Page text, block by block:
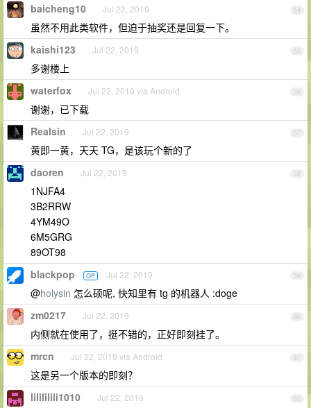
54
baicheng10 Jul 22, 2019
虽然不用此类软件，但迫于抽奖还是回复一下。
55
kaishi123 Jul 22, 2019
多谢楼上
56
waterfox Jul 22, 2019 via Android
谢谢，已下载
57
Realsin Jul 22, 2019
黄即一黄，天天 TG，是该玩个新的了
58
daoren Jul 22, 2019
1NJFA4
3B2RRW
4YM49O
6M5GRG
89OT98
59
blackpop OP Jul 22, 2019
@holysin 怎么硕呢, 快知里有 tg 的机器人 :doge
60
zm0217 Jul 22, 2019
内侧就在使用了，挺不错的，正好即刻挂了。
61
mrcn Jul 22, 2019 via Android
这是另一个版本的即刻？
62
lilililili1010 Jul 22, 2019